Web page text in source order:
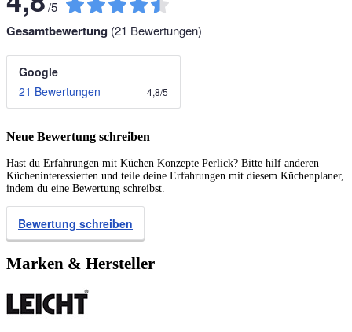
/5
Gesamtbewertung (21 Bewertungen)
Google
21 Bewertungen
4,8/5
Neue Bewertung schreiben
Hast du Erfahrungen mit Küchen Konzepte Perlick? Bitte hilf anderen
Kücheninteressierten und teile deine Erfahrungen mit diesem Küchenplaner,
indem du eine Bewertung schreibst.
Bewertung schreiben
Marken & Hersteller